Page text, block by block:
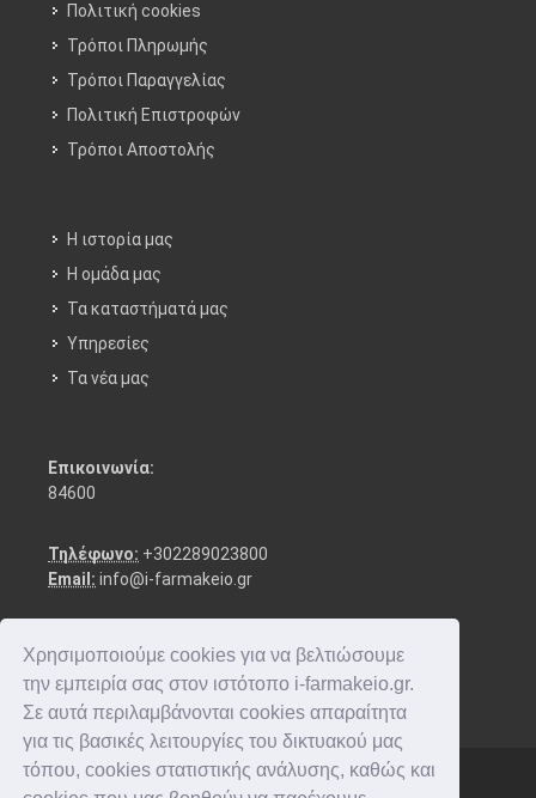
Χρησιμοποιούμε cookies για να βελτιώσουμε
την εμπειρία σας στον ιστότοπο i-farmakeio.gr.
Σε αυτά περιλαμβάνονται cookies απαραίτητα
για τις βασικές λειτουργίες του δικτυακού μας
τόπου, cookies στατιστικής ανάλυσης, καθώς και
Πολιτική cookies
Τρόποι Πληρωμής
Τρόποι Παραγγελίας
Πολιτική Επιστροφών
Τρόποι Aποστολής
Η ιστορία μας
Η ομάδα μας
Τα καταστήματά μας
Υπηρεσίες
Τα νέα μας
Επικοινωνία:
84600
Τηλέφωνο: +302289023800
Email: info@i-farmakeio.gr